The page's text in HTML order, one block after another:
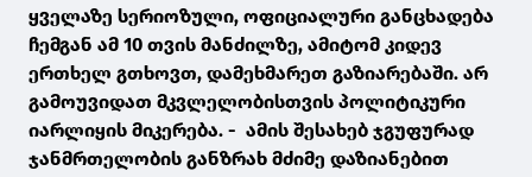
ყველაზე სერიოზული, ოფიციალური განცხადება
ჩემგან ამ 10 თვის მანძილზე, ამიტომ კიდევ
ერთხელ გთხოვთ, დამეხმარეთ გაზიარებაში. არ
გამოუვიდათ მკვლელობისთვის პოლიტიკური
იარლიყის მიკერება. - ამის შესახებ ჯგუფურად
ჯანმრთელობის განზრახ მძიმე დაზიანებით